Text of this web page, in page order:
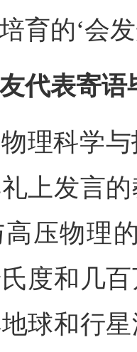
育的‘会
代表寄语
理科学
上发言
压物理
度和几
球和行